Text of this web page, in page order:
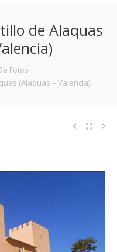
de Alaquas
Fotos
(Alaquas – Valencia)